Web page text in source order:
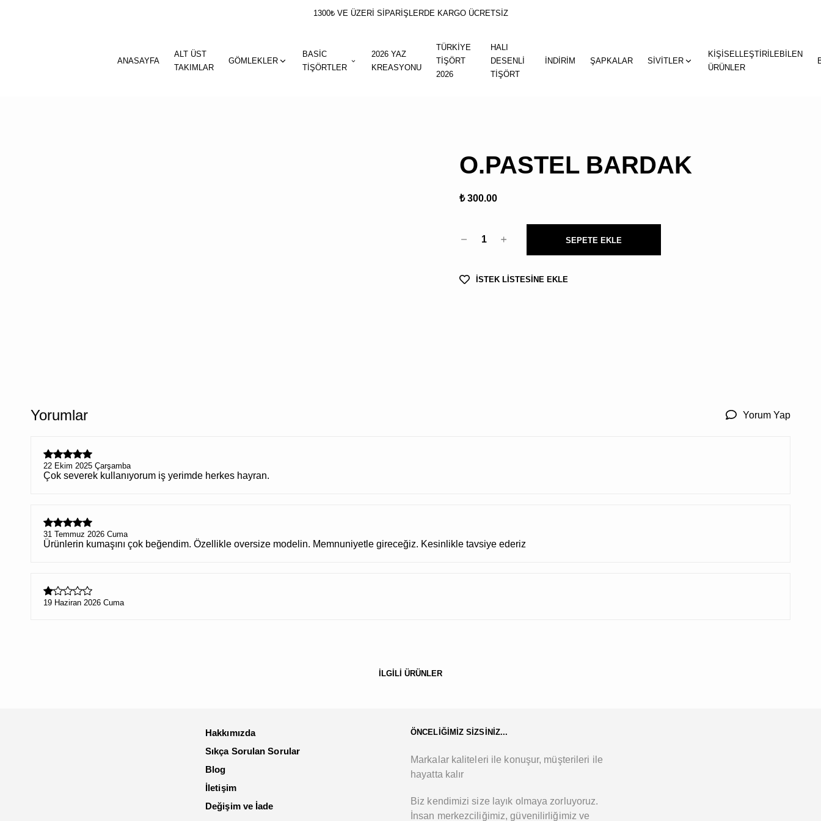
1300₺ VE ÜZERİ SİPARİŞLERDE KARGO ÜCRETSİZ
ANASAYFA
ALT ÜST
TAKIMLAR
GÖMLEKLER
BASİC
TİŞÖRTLER
2026 YAZ
KREASYONU
TÜRKİYE
TİŞÖRT
2026
HALI
DESENLİ
TİŞÖRT
İNDİRİM ŞAPKALAR SİVİTLER
KİŞİSELLEŞTİRİLEBİLEN
ÜRÜNLER
Kargo,
""
O.PASTEL BARDAK
₺ 300.00
1 SEPETE EKLE
İSTEK LİSTESİNE EKLE
Yorumlar Yorum Yap
22 Ekim 2025 Çarşamba
Çok severek kullanıyorum iş yerimde herkes hayran.
31 Temmuz 2026 Cuma
Ürünlerin kumaşını çok beğendim. Özellikle oversize modelin. Memnuniyetle gireceğiz. Kesinlikle tavsiye ederiz
19 Haziran 2026 Cuma
İLGİLİ ÜRÜNLER
Hakkımızda
Sıkça Sorulan Sorular
Blog
İletişim
Değişim ve İade
ÖNCELİĞİMİZ SİZSİNİZ...
Markalar kaliteleri ile konuşur, müşterileri ile
hayatta kalır
Biz kendimizi size layık olmaya zorluyoruz.
İnsan merkezciliğimiz, güvenilirliğimiz ve